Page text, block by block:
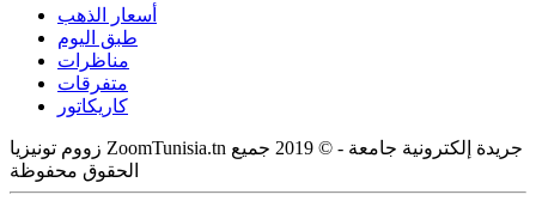
أسعار الذهب
طبق اليوم
مناظرات
متفرقات
كاريكاتور
زووم تونيزيا ZoomTunisia.tn جريدة إلكترونية جامعة - © 2019 جميع
الحقوق محفوظة